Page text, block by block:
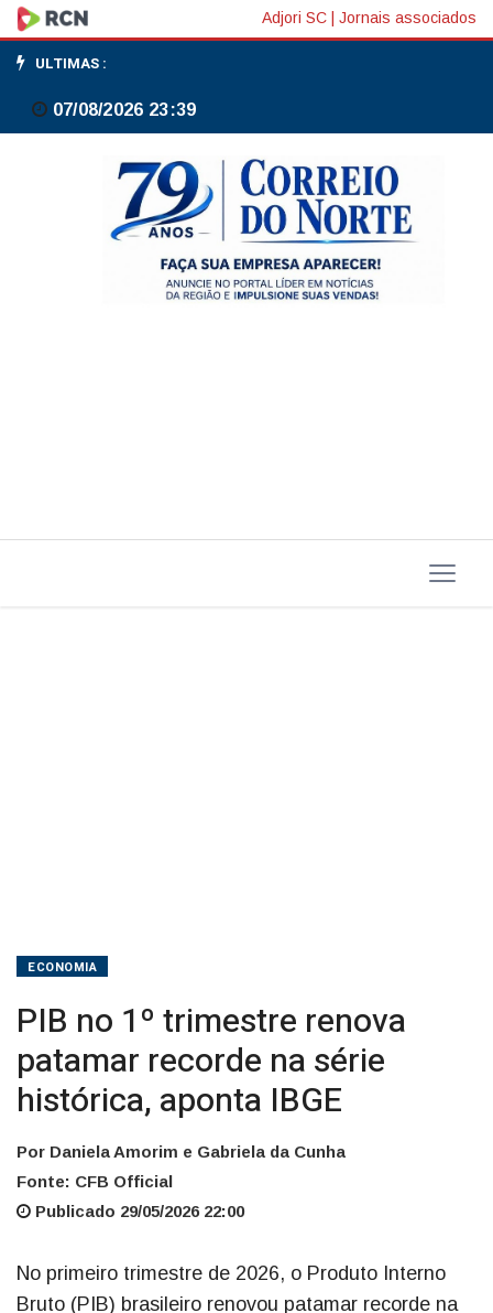
PIB
no
1º
trimestre
renova
patamar
IBGE
Adjori SC Jornais associados
ULTIMAS :
07/08/2026 23:39
ECONOMIA
PIB no 1º trimestre renova
patamar recorde na série
histórica, aponta IBGE
Por Daniela Amorim e Gabriela da Cunha
Fonte: CFB Official
Publicado 29/05/2026 22:00
No primeiro trimestre de 2026, o Produto Interno
Bruto (PIB) brasileiro renovou patamar recorde na